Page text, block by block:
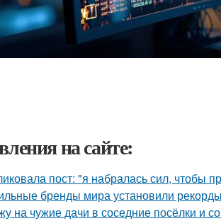
на сайте:
пост: "я набралась сил, чтобы
бренды мира установили
на чужие дачи в соседние посёлки и